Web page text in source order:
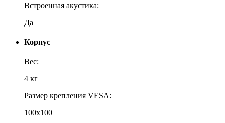
Встроенная акустика:
Да
Корпус
Вес:
4 кг
Размер крепления VESA:
100х100